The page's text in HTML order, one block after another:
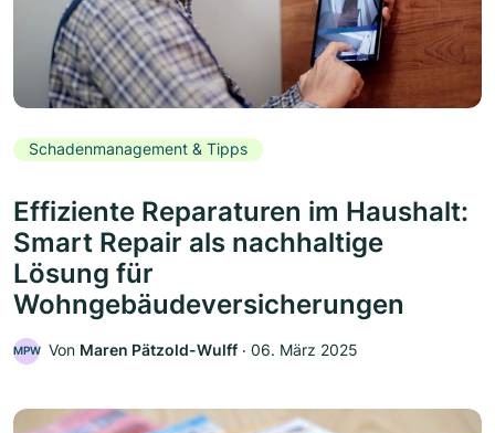
Schadenmanagement & Tipps
Effiziente Reparaturen im Haushalt:
Smart Repair als nachhaltige
Lösung für
Wohngebäudeversicherungen
MPW Von Maren Pätzold-Wulff ‧ 06. März 2025